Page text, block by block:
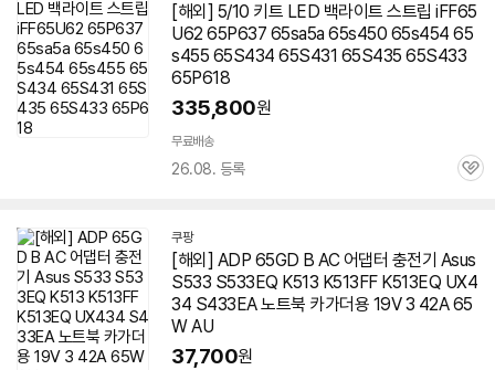
[해외] 5/10 키트 LED 백라이트 스트립 iFF65
U62 65P637 65sa5a 65s450 65s454 65
s455 65S434 65S431 65S435 65S433
65P618
335,800원
무료배송
26.08. 등록
관
쿠팡
[해외] ADP 65GD B AC 어댑터 충전기 Asus
S533 S533EQ K513 K513FF K513EQ UX4
34 S433EA 노트북 카가더용 19V 3 42A 65
W AU
37,700원